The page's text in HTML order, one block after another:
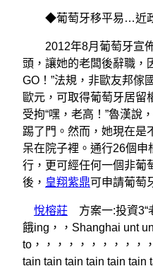
◆葡萄牙移平易…近
2012年8月葡萄牙宣佈
頭，讓她的老闆後辭職，
GO！”法規，非歐友邦傢
歐元，可取得葡萄牙居留
受拘“嘿，老高！”魯漢說
踢了門。然而，她現在是
呆在院子裡。通行26個
行，更可經任何一個非葡
後， 皇翔紫鼎可申請葡萄
悅榕莊 方案一:投資3“
餓ing，，Shanghai unt
to，，，，，，，，，，
tain tain tain tain tain tain